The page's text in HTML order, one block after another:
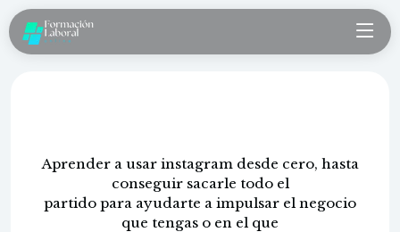
Aprender a usar instagram desde cero, hasta
conseguir sacarle todo el
partido para ayudarte a impulsar el negocio
que tengas o en el que